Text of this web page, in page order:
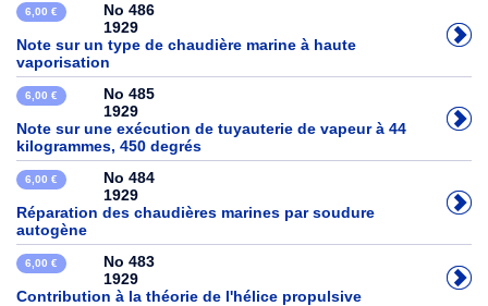
6,00 €
No 486
1929
Note sur un type de chaudière marine à haute
vaporisation
6,00 €
No 485
1929
Note sur une exécution de tuyauterie de vapeur à 44
kilogrammes, 450 degrés
6,00 €
No 484
1929
Réparation des chaudières marines par soudure
autogène
6,00 €
No 483
1929
Contribution à la théorie de l'hélice propulsive